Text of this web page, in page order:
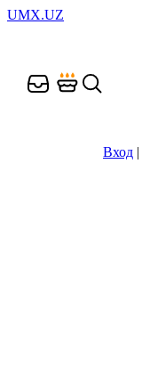
UMX.UZ
Вход |